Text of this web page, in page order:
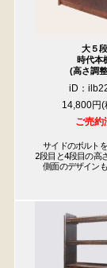
大５段
時代本
(高さ調
iD：
14,800円
ご売約
サイドのボルト
2段目と4段目の高
側面のデザイン